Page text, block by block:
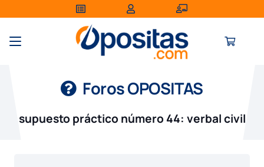
Foros OPOSITAS
supuesto práctico número 44: verbal civil